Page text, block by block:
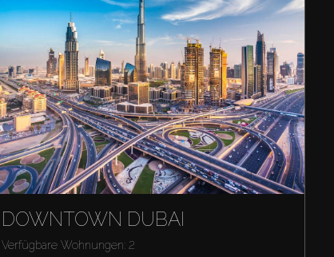
DOWNTOWN DUBAI
Verfügbare Wohnungen: 2